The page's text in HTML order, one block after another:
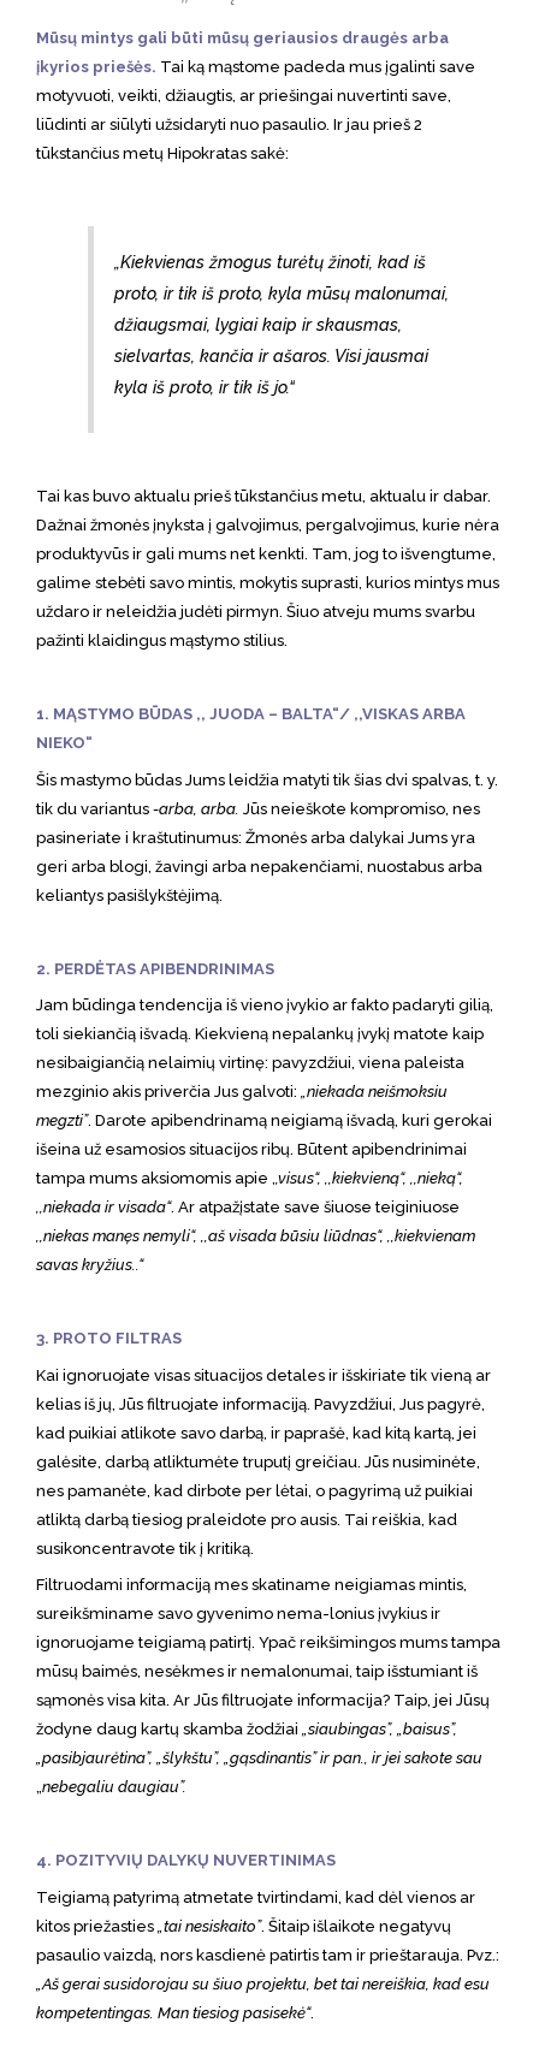
Mūsų mintys gali būti mūsų geriausios draugės arba
įkyrios priešės. Tai ką mąstome padeda mus įgalinti save
motyvuoti, veikti, džiaugtis, ar priešingai nuvertinti save,
liūdinti ar siūlyti užsidaryti nuo pasaulio. Ir jau prieš 2
tūkstančius metų Hipokratas sakė:
„Kiekvienas žmogus turėtų žinoti, kad iš
proto, ir tik iš proto, kyla mūsų malonumai,
džiaugsmai, lygiai kaip ir skausmas,
sielvartas, kančia ir ašaros. Visi jausmai
kyla iš proto, ir tik iš jo.“
Tai kas buvo aktualu prieš tūkstančius metu, aktualu ir dabar.
Dažnai žmonės įnyksta į galvojimus, pergalvojimus, kurie nėra
produktyvūs ir gali mums net kenkti. Tam, jog to išvengtume,
galime stebėti savo mintis, mokytis suprasti, kurios mintys mus
uždaro ir neleidžia judėti pirmyn. Šiuo atveju mums svarbu
pažinti klaidingus mąstymo stilius.
1. MĄSTYMO BŪDAS ,, JUODA – BALTA“/ ,,VISKAS ARBA
NIEKO“
Šis mastymo būdas Jums leidžia matyti tik šias dvi spalvas, t. y.
tik du variantus -arba, arba. Jūs neieškote kompromiso, nes
pasineriate i kraštutinumus: Žmonės arba dalykai Jums yra
geri arba blogi, žavingi arba nepakenčiami, nuostabus arba
keliantys pasišlykštėjimą.
2. PERDĖTAS APIBENDRINIMAS
Jam būdinga tendencija iš vieno įvykio ar fakto padaryti gilią,
toli siekiančią išvadą. Kiekvieną nepalankų įvykį matote kaip
nesibaigiančią nelaimių virtinę: pavyzdžiui, viena paleista
mezginio akis priverčia Jus galvoti: „niekada neišmoksiu
megzti”. Darote apibendrinamą neigiamą išvadą, kuri gerokai
išeina už esamosios situacijos ribų. Būtent apibendrinimai
tampa mums aksiomomis apie ,,visus“, ,,kiekvieną“, ,,nieką“,
,,niekada ir visada“. Ar atpažįstate save šiuose teiginiuose
,,niekas manęs nemyli“, ,,aš visada būsiu liūdnas“, ,,kiekvienam
savas kryžius..“
3. PROTO FILTRAS
Kai ignoruojate visas situacijos detales ir išskiriate tik vieną ar
kelias iš jų, Jūs filtruojate informaciją. Pavyzdžiui, Jus pagyrė,
kad puikiai atlikote savo darbą, ir paprašė, kad kitą kartą, jei
galėsite, darbą atliktumėte truputį greičiau. Jūs nusiminėte,
nes pamanėte, kad dirbote per lėtai, o pagyrimą už puikiai
atliktą darbą tiesiog praleidote pro ausis. Tai reiškia, kad
susikoncentravote tik į kritiką.
Filtruodami informaciją mes skatiname neigiamas mintis,
sureikšminame savo gyvenimo nema-lonius įvykius ir
ignoruojame teigiamą patirtį. Ypač reikšimingos mums tampa
mūsų baimės, nesėkmes ir nemalonumai, taip išstumiant iš
sąmonės visa kita. Ar Jūs filtruojate informacija? Taip, jei Jūsų
žodyne daug kartų skamba žodžiai „siaubingas”, „baisus”,
„pasibjaurėtina”, „šlykštu”, „gąsdinantis” ir pan., ir jei sakote sau
„nebegaliu daugiau”.
4. POZITYVIŲ DALYKŲ NUVERTINIMAS
Teigiamą patyrimą atmetate tvirtindami, kad dėl vienos ar
kitos priežasties „tai nesiskaito”. Šitaip išlaikote negatyvų
pasaulio vaizdą, nors kasdienė patirtis tam ir prieštarauja. Pvz.:
„Aš gerai susidorojau su šiuo projektu, bet tai nereiškia, kad esu
kompetentingas. Man tiesiog pasisekė“.